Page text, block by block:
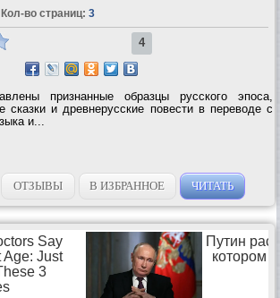
Кол-во страниц: 3
4
признанные образцы русского эпоса,
сказки и древнерусские повести в переводе с
и...
ОТЗЫВЫ В ИЗБРАННОЕ ЧИТАТЬ